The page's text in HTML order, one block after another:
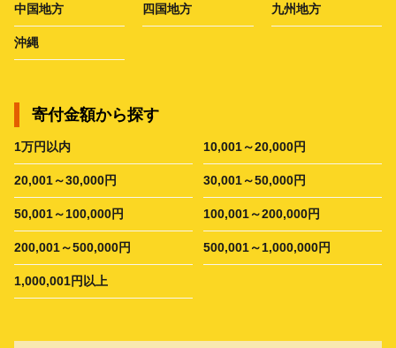
中国地方 四国地方 九州地方
沖縄
寄付金額から探す
1万円以内 10,001～20,000円
20,001～30,000円 30,001～50,000円
50,001～100,000円 100,001～200,000円
200,001～500,000円 500,001～1,000,000円
1,000,001円以上